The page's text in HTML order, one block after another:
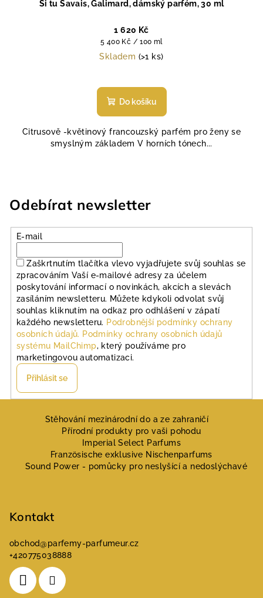
Si tu Savais, Galimard, dámský parfém, 30 ml
1 620 Kč
Měrná
cena:
5 400 Kč / 100 ml
Skladem (>1 ks)
hodnocení
produktu
z
5
Do košíku
Citrusově -květinový francouzský parfém pro ženy se
smyslným základem V horních tónech...
Odebírat newsletter
E-mail
Zaškrtnutím tlačítka vlevo vyjadřujete svůj souhlas se
zpracováním Vaší e-mailové adresy za účelem
poskytování informací o novinkách, akcích a slevách
zasíláním newsletteru. Můžete kdykoli odvolat svůj
souhlas kliknutím na odkaz pro odhlášení v zápatí
každého newsletteru. Podrobnější podmínky ochrany
osobních údajů. Podmínky ochrany osobních údajů
systému MailChimp, který používáme pro
marketingovou automatizaci.
Přihlásit se
Stěhování mezinárodní do a ze zahraničí
Přírodní produkty pro vaši pohodu
Imperial Select Parfums
Französische exklusive Nischenparfums
Sound Power - pomůcky pro neslyšící a nedoslýchavé
Kontakt
obchod@parfemy-parfumeur.cz
+420775038888